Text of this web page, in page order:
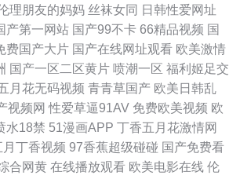
理朋友的妈妈 丝袜女同 日韩性爱网址
产第一网站 国产99不卡 66精品视频 国
费国产大片 国产在线网址观看 欧美激情
国产一区二区黄片 喷潮一区 福利姬足交
月花无码视频 青青草国产 欧美日韩乱
视频网 性爱草逼91AV 免费欧美视频 欧
水18禁 51漫画APP 丁香五月花激情网
月丁香视频 97香蕉超级碰碰 国产免费看
合网黄 在线播放观看 欧美电影在线 伦